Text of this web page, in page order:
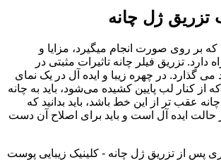
تزریق ژل چانه
بر روی صورت انجام میگیرد، مزایا و
دارد. تزریق فیلر چانه تاثیرات مثبتی در
گذارد. در چهره زیبا و ایده آل در یک نمای
از کنار لب پایین کشیده می‌شود، باید به چانه
عقب تر از این خط باشد، باید بدانید که
حالت ایده آل است و باید برای اصلاح آن دست